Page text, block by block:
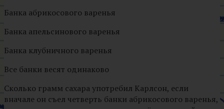
Банка абрикосового варенья
Банка апельсинового варенья
Банка клубничного варенья
Все банки весят одинаково
Сколько грамм сахара употребил Карлсон, если
вначале он съел четверть банки абрикосового варенья,